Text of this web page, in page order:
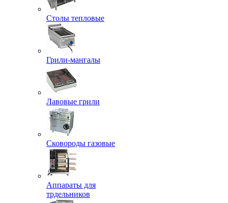
Столы тепловые
Грили-мангалы
Лавовые грили
Сковороды газовые
Аппараты для
трдельников